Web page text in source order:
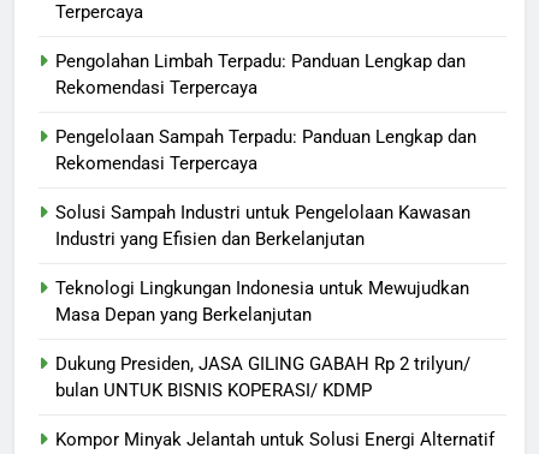
Terpercaya
Pengolahan Limbah Terpadu: Panduan Lengkap dan
Rekomendasi Terpercaya
Pengelolaan Sampah Terpadu: Panduan Lengkap dan
Rekomendasi Terpercaya
Solusi Sampah Industri untuk Pengelolaan Kawasan
Industri yang Efisien dan Berkelanjutan
Teknologi Lingkungan Indonesia untuk Mewujudkan
Masa Depan yang Berkelanjutan
Dukung Presiden, JASA GILING GABAH Rp 2 trilyun/
bulan UNTUK BISNIS KOPERASI/ KDMP
Kompor Minyak Jelantah untuk Solusi Energi Alternatif